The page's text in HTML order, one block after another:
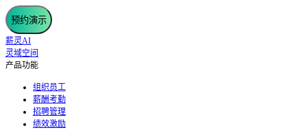
预约演示
薪灵AI
灵域空间
产品功能
组织员工
薪酬考勤
招聘管理
绩效激励